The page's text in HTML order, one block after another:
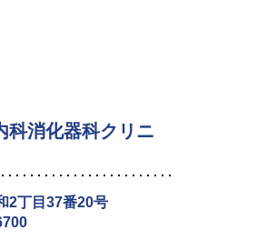
科消化器科クリニ
2丁目37番20号